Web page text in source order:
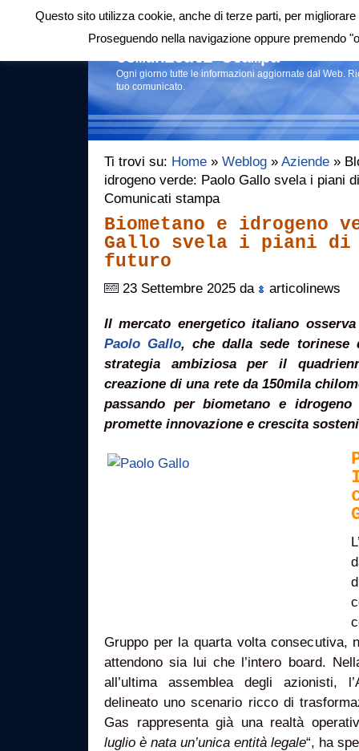
Login|RSS |
Comunicati stampa
Ogni giorno tutte le informazioni aggiornate dal Web.
tuo comunicato.
Ti trovi su: Home » Weblog » Aziende »
idrogeno verde: Paolo Gallo svela i piani
Comunicati stampa
Biometano e idrogeno
Gallo svela i piani
futuro
23 Settembre 2025 da articolinews
Il mercato energetico italiano
Paolo Gallo, che dalla sede
strategia ambiziosa per il
creazione di una rete da 150mila
passando per biometano e
promette innovazione e crescita
Gruppo per la quarta volta consecutiva,
attendono sia lui che l’intero board.
all’ultima assemblea degli azionisti,
delineato uno scenario ricco di
Gas rappresenta già una realtà
luglio è nata un’unica entità legale“, ha
Questo sito utilizza cookie, anche di terze parti, per
Proseguendo nella navigazione oppure premendo